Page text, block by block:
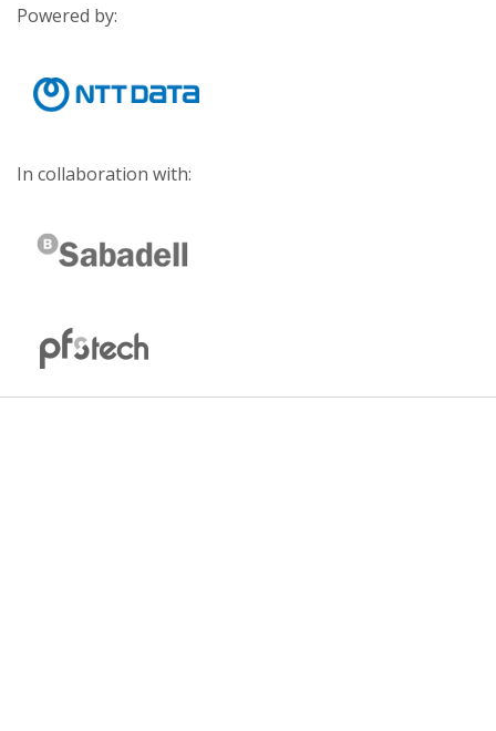
Powered by:
In collaboration with: